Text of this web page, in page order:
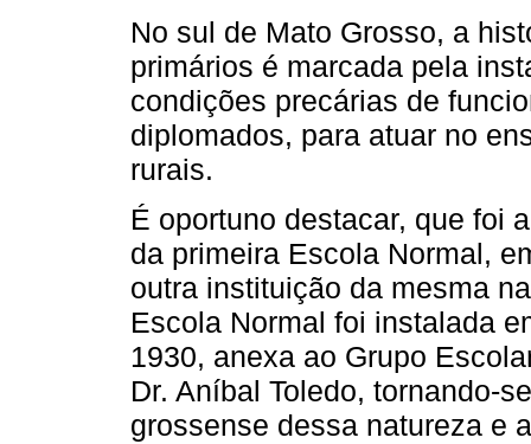
No sul de Mato Grosso, a
primários é marcada pela
condições precárias de
diplomados, para atuar no
rurais.
É oportuno destacar, que foi
da primeira Escola Normal,
outra instituição da mesma
Escola Normal foi instalada
1930, anexa ao Grupo
Dr. Aníbal Toledo, tornando-
grossense dessa natureza e